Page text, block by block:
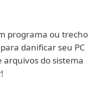
programa ou trecho
danificar seu PC
arquivos do sistema